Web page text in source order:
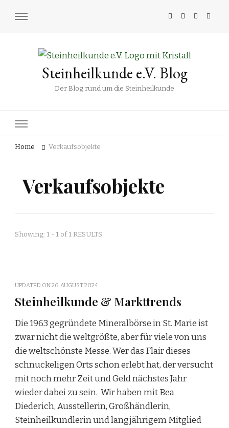
Steinheilkunde e.V. Blog
Der Blog rund um die Steinheilkunde
Home Verkaufsobjekte
Verkaufsobjekte
Showing: 1 - 1 of 1 RESULTS
UPDATED ON26. AUGUST 2024
Steinheilkunde & Markttrends
Die 1963 gegründete Mineralbörse in St. Marie ist
zwar nicht die weltgrößte, aber für viele von uns
die weltschönste Messe. Wer das Flair dieses
schnuckeligen Orts schon erlebt hat, der versucht
mit noch mehr Zeit und Geld nächstes Jahr
wieder dabei zu sein. Wir haben mit Bea
Diederich, Ausstellerin, Großhändlerin,
Steinheilkundlerin und langjährigem Mitglied